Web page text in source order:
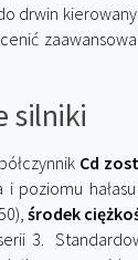
drwin
silniki
Cd
i poziomu
środek
3.